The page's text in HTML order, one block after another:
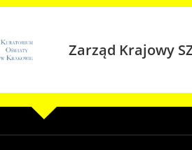
Zarząd Krajowy